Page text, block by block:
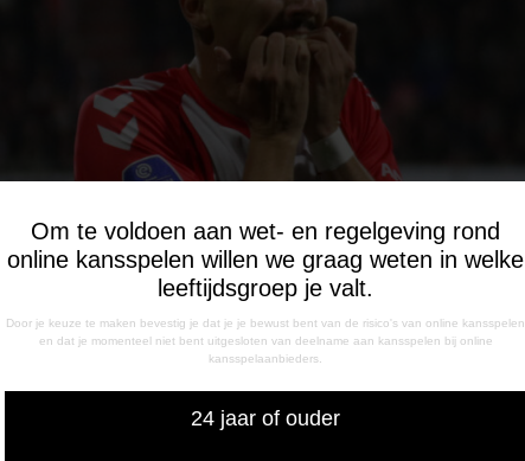
Om te voldoen aan wet- en regelgeving rond
online kansspelen willen we graag weten in welke
leeftijdsgroep je valt.
Door je keuze te maken bevestig je dat je je bewust bent van de risico's van online kansspelen
en dat je momenteel niet bent uitgesloten van deelname aan kansspelen bij online
kansspelaanbieders.
24 jaar of ouder